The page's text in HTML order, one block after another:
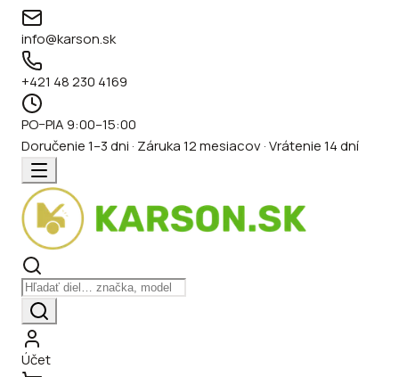
info@karson.sk
+421 48 230 4169
PO–PIA 9:00–15:00
Doručenie 1–3 dni · Záruka 12 mesiacov · Vrátenie 14 dní
Účet